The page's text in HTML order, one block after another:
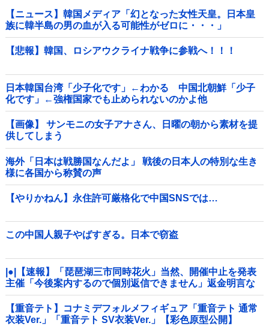
【ニュース】韓国メディア「幻となった女性天皇。日本皇
族に韓半島の男の血が入る可能性がゼロに・・・」
【悲報】韓国、ロシアウクライナ戦争に参戦へ！！！
日本韓国台湾「少子化です」←わかる 中国北朝鮮「少子
化です」←強権国家でも止められないのかよ他
【画像】 サンモニの女子アナさん、日曜の朝から素材を提
供してしまう
海外「日本は戦勝国なんだよ」 戦後の日本人の特別な生き
様に各国から称賛の声
【やりかねん】永住許可厳格化で中国SNSでは…
この中国人親子やばすぎる。日本で窃盗
|●|【速報】「琵琶湖三市同時花火」当然、開催中止を発表
主催「今後案内するので個別返信できません」返金明言な
く今後ご案内で終わる
【重音テト】コナミデフォルメフィギュア「重音テト 通常
衣装Ver.」「重音テト SV衣装Ver.」【彩色原型公開】